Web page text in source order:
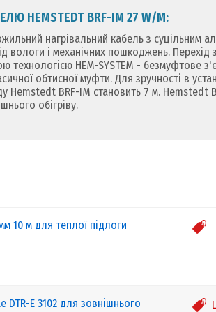
HEMSTEDT BRF-IM 27 W/M:
нагрівальний кабель з суцільним
вологи і механічних пошкоджень. Перехід
технологією HEM-SYSTEM - безмуфтове
обтисної муфти. Для зручності в
Hemstedt BRF-IM становить 7 м. Hemstedt
обігріву.
10 м для теплої підлоги
DTR-E 3102 для зовнішнього